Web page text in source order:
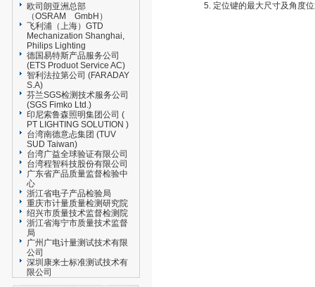
欧司朗亚洲总部
（OSRAM GmbH）
飞利浦（上海）GTD
Mechanization Shanghai,
Philips Lighting
德国易特斯产品服务公司
(ETS Produot Service AC)
智利法拉第公司 (FARADAY
S.A)
芬兰SGS检测技术服务公司
(SGS Fimko Ltd.)
印尼索鲁森照明集团公司 (
PT LIGHTING SOLUTION )
台湾南德意忐集团 (TUV
SUD Taiwan)
台湾广益全球验证有限公司
台湾程智科技股份有限公司
广东省产品质量监督检验中
心
浙江省电子产品检验局
重庆市计量质量检测研究院
绍兴市质量技术监督检测院
浙江省海宁市质量技术监督
局
广州广电计量测试技术有限
公司
深圳康来士标准测试技术有
限公司
5. 定位键的最大尺寸及角度